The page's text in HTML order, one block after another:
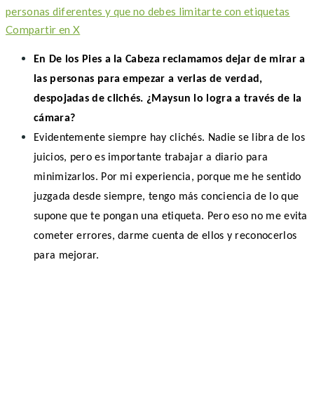
personas diferentes y que no debes limitarte con etiquetas
Compartir en X
En De los Pies a la Cabeza reclamamos dejar de mirar a
las personas para empezar a verlas de verdad,
despojadas de clichés. ¿Maysun lo logra a través de la
cámara?
Evidentemente siempre hay clichés. Nadie se libra de los
juicios, pero es importante trabajar a diario para
minimizarlos. Por mi experiencia, porque me he sentido
juzgada desde siempre, tengo más conciencia de lo que
supone que te pongan una etiqueta. Pero eso no me evita
cometer errores, darme cuenta de ellos y reconocerlos
para mejorar.